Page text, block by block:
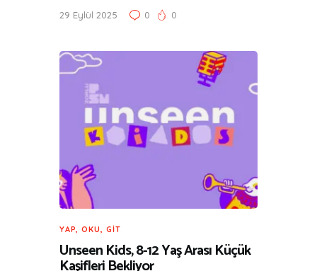
29 Eylül 2025 0 0
YAP, OKU, GIT
Unseen Kids, 8-12 Yaş Arası Küçük